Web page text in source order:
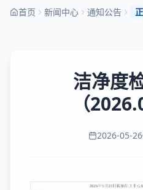
首页 新闻中心 通知公告
洁净度
（
2026-05-26